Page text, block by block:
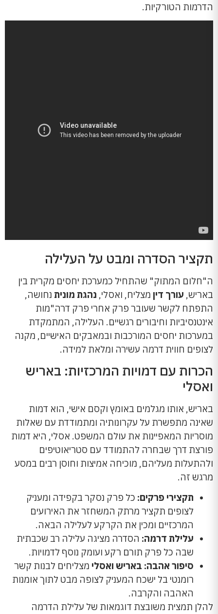
הדרמות הטורקיות.
תקציר הסדרה ומבט על העלילה
ה"חלום המתוק" שהתחיל כמערכת יחסים מקרית בין
באריש, עורך דין מצליח, ואסלי, נהגת מונית נחושה,
התפתח לקשר שעובר פרק אחרי פרק דרה"מות
אינטנסיביות וחיבורים רגשיים. העלילה, המתמקדת
במערכות יחסים המורכבות ובמאבקים האישיים, מקנה
לצופים חווית דרמה עשירה ומלאת למידה.
הכרות עם דמויות המרכזיות: באריש
ואסלי
באריש, אותו מגלמים באומץ וקסם אישי, הוא דמות
שאינה מתפשרת על עקרונותיה ומתמודדת עם שאלות
מוסריות המאפיינות את עולם המשפט. אסלי, היא דמות
פורצת דרך שבחרה להתמודד עם סטריאוטיפים
ולהתעלות מעליהם, מוכיחה אמיצות וחוסן רבים במסע
מרגש זה.
תקצירי פרקים: כל פרק נסקר בקפידה ומעניק
לצופים תקציר מרתק המשחזר את האירועים
המרכזיים ומכין את הקרקע לעלילה הבאה.
עלילת דרמה: הסדרה מציגה עלילה רב שכבתית
שבה כל פרק תורם רקע ועומק נוסף לדמויות.
סיפור אהבה: באריש ואסלי מצליחים לבנות קשר
רומנטי בל ישכח המעניק לצופה מבט לתוך אומנות
האהבה והקרבה.
להלן תמצית משובצת דוגמאות של עלילת הדרמה